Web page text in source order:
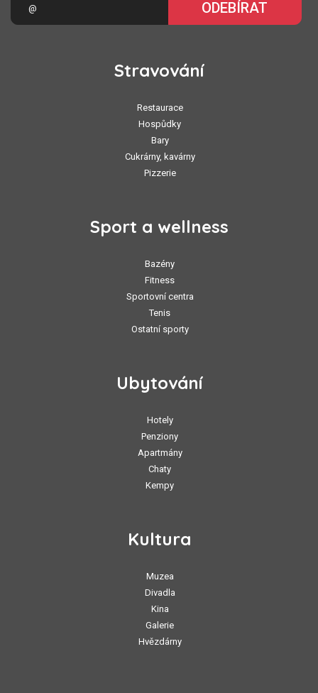
ODEBÍRAT
Stravování
Restaurace
Hospůdky
Bary
Cukrárny, kavárny
Pizzerie
Sport a wellness
Bazény
Fitness
Sportovní centra
Tenis
Ostatní sporty
Ubytování
Hotely
Penziony
Apartmány
Chaty
Kempy
Kultura
Muzea
Divadla
Kina
Galerie
Hvězdárny